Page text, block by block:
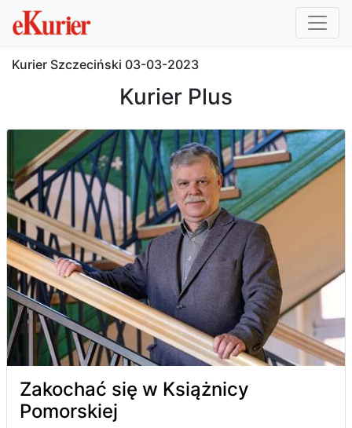
Kurier Szczeciński 03-03-2023
Kurier Plus
Zakochać się w Książnicy
Pomorskiej